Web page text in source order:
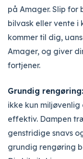
på Amager. Slip
bilvask eller vente i
kommer til dig,
Amager, og giver
fortjener.
Grundig rengøring:
ikke kun
effektiv. Dampen
genstridige snavs
grundig rengøring